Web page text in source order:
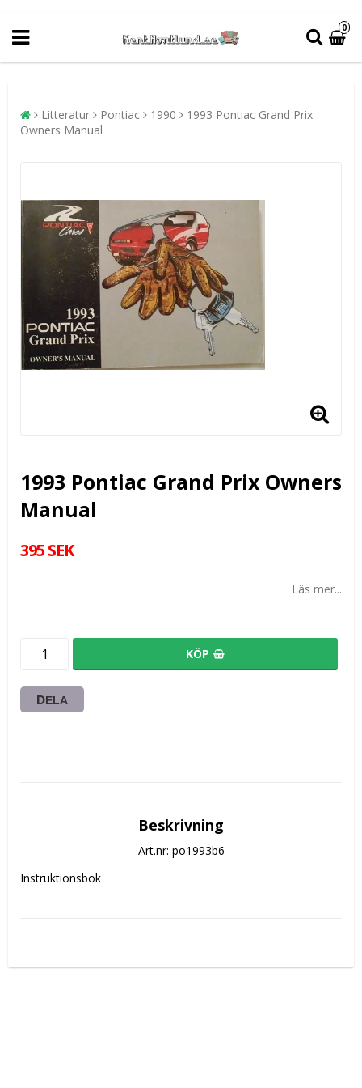
0
Litteratur Pontiac 1990
1993 Pontiac Grand Prix
Owners Manual
1993 Pontiac Grand Prix Owners
Manual
395 SEK
Läs mer...
KÖP
DELA
Beskrivning
Art.nr: po1993b6
Instruktionsbok